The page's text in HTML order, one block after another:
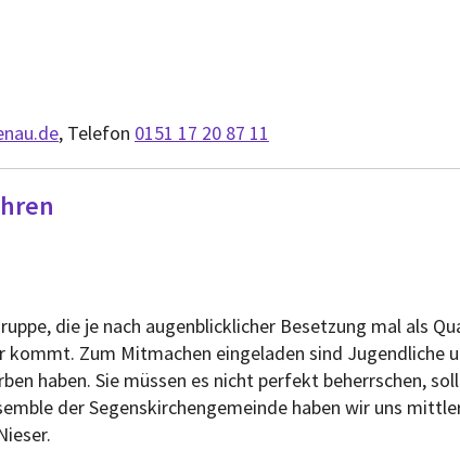
, Telefon 0151 17 20 87 11
die je nach augenblicklicher Besetzung mal als
Zum Mitmachen eingeladen sind Jugendliche
haben. Sie müssen es nicht perfekt beherrschen,
der Segenskirchengemeinde haben wir uns